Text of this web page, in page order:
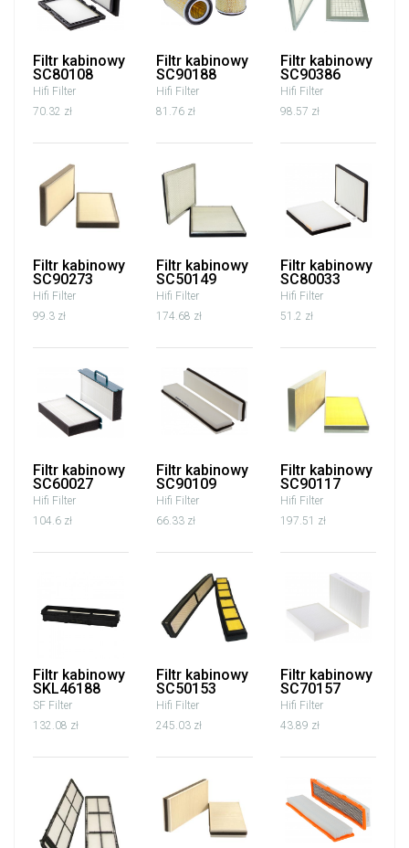
Filtr kabinowy
SC80108
Hifi Filter
70.32 zł
Filtr kabinowy
SC90188
Hifi Filter
81.76 zł
Filtr kabinowy
SC90386
Hifi Filter
98.57 zł
Filtr kabinowy
SC90273
Hifi Filter
99.3 zł
Filtr kabinowy
SC50149
Hifi Filter
174.68 zł
Filtr kabinowy
SC80033
Hifi Filter
51.2 zł
Filtr kabinowy
SC60027
Hifi Filter
104.6 zł
Filtr kabinowy
SC90109
Hifi Filter
66.33 zł
Filtr kabinowy
SC90117
Hifi Filter
197.51 zł
Filtr kabinowy
SKL46188
SF Filter
132.08 zł
Filtr kabinowy
SC50153
Hifi Filter
245.03 zł
Filtr kabinowy
SC70157
Hifi Filter
43.89 zł